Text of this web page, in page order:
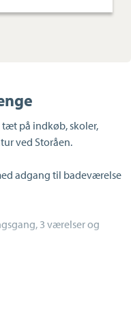
på indkøb, skoler,
ved Storåen.
adgang til badeværelse
3 værelser og
bryggers, som også er